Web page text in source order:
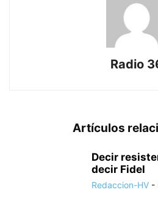
Radio
Artículos
Decir
decir Fidel
Redaccion-HV -